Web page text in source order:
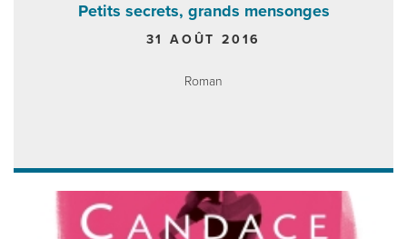
Petits secrets, grands mensonges
31 AOÛT 2016
Roman